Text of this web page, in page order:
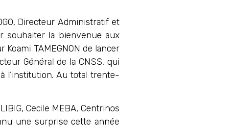
Directeur Administratif et
souhaiter la bienvenue aux
TAMEGNON de lancer
Général de la CNSS, qui
l’institution. Au total trente-
Cecile MEBA, Centrinos
une surprise cette année